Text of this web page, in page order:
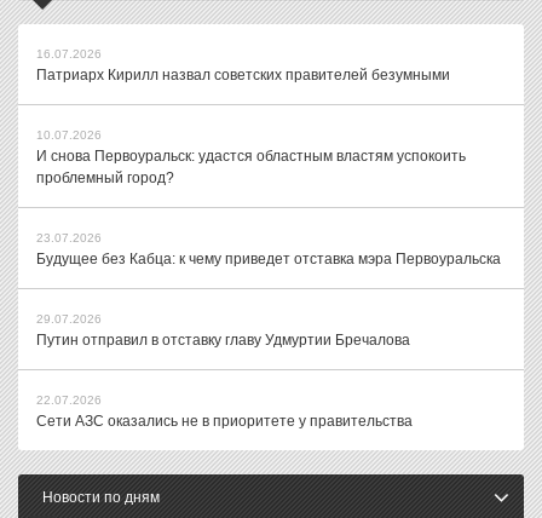
16.07.2026
Патриарх Кирилл назвал советских правителей безумными
10.07.2026
И снова Первоуральск: удастся областным властям успокоить
проблемный город?
23.07.2026
Будущее без Кабца: к чему приведет отставка мэра Первоуральска
29.07.2026
Путин отправил в отставку главу Удмуртии Бречалова
22.07.2026
Сети АЗС оказались не в приоритете у правительства
Новости по дням